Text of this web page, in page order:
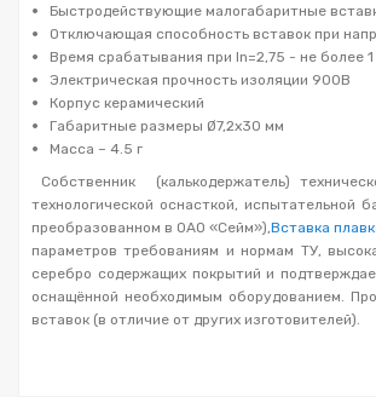
Быстродействующие малогабаритные
Отключающая способность вставок при
Время срабатывания при In=2,75 - не более
Электрическая прочность изоляции 900В
Корпус керамический
Габаритные размеры Ø7,2х30 мм
Масса – 4.5 г
Собственник (калькодержатель)
технологической оснасткой,
преобразованном в ОАО «Сейм»), Вставка
параметров требованиям и нормам ТУ,
серебро содержащих покрытий и
оснащённой необходимым оборудованием.
вставок (в отличие от других изготовителей).